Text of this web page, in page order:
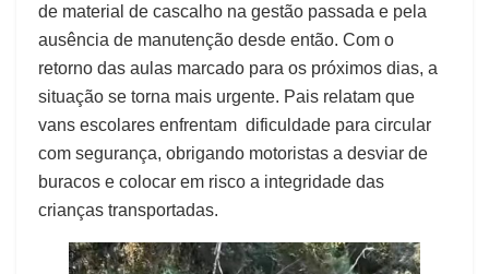
de material de cascalho na gestão passada e pela
ausência de manutenção desde então. Com o
retorno das aulas marcado para os próximos dias, a
situação se torna mais urgente. Pais relatam que
vans escolares enfrentam dificuldade para circular
com segurança, obrigando motoristas a desviar de
buracos e colocar em risco a integridade das
crianças transportadas.